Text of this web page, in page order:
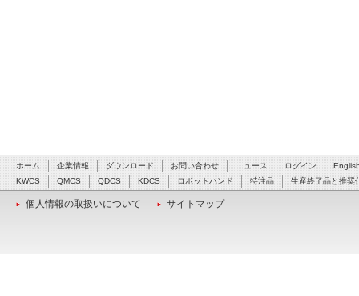
ホーム 企業情報 ダウンロード お問い合わせ ニュース ログイン
KWCS
QMCS QDCS KDCS ロボットハンド 特注品 生産終了品と推奨
個人情報の取扱いについて サイトマップ